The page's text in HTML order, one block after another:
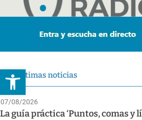
Abrir barra de
Últimas noticias
07/08/2026
La guía práctica ‘Puntos, comas y